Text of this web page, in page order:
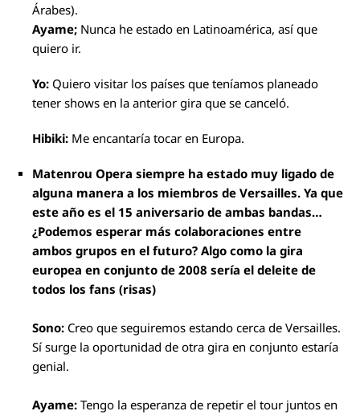
Árabes).
Ayame; Nunca he estado en Latinoamérica, así que
quiero ir.
Yo: Quiero visitar los países que teníamos planeado
tener shows en la anterior gira que se canceló.
Hibiki: Me encantaría tocar en Europa.
Matenrou Opera siempre ha estado muy ligado de
alguna manera a los miembros de Versailles. Ya que
este año es el 15 aniversario de ambas bandas…
¿Podemos esperar más colaboraciones entre
ambos grupos en el futuro? Algo como la gira
europea en conjunto de 2008 sería el deleite de
todos los fans (risas)
Sono: Creo que seguiremos estando cerca de Versailles.
Sí surge la oportunidad de otra gira en conjunto estaría
genial.
Ayame: Tengo la esperanza de repetir el tour juntos en